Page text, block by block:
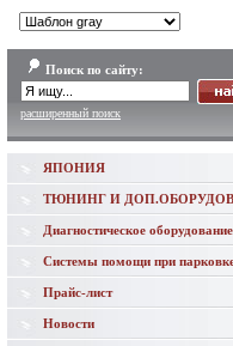
Поиск по сайту:
расширенный поиск
ЯПОНИЯ
ТЮНИНГ И
Диагностическое оборудование
Системы помощи при
Прайс-лист
Новости